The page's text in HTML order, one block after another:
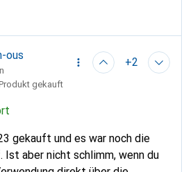
ous
+2
gekauft
gekauft und es war noch die
Ist aber nicht schlimm, wenn du